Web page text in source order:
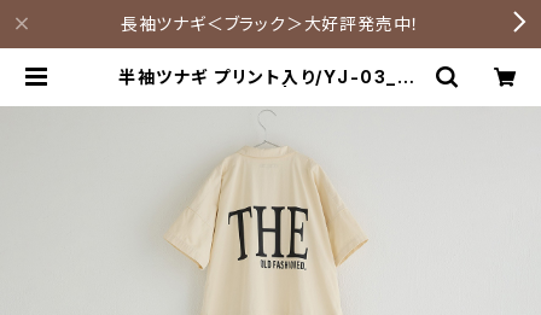
長袖ツナギ＜ブラック＞大好評発売中！
半袖ツナギ プリント入り/YJ-03_Th